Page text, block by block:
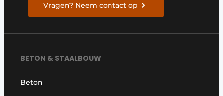
Vragen? Neem contact op
BETON & STAALBOUW
Beton